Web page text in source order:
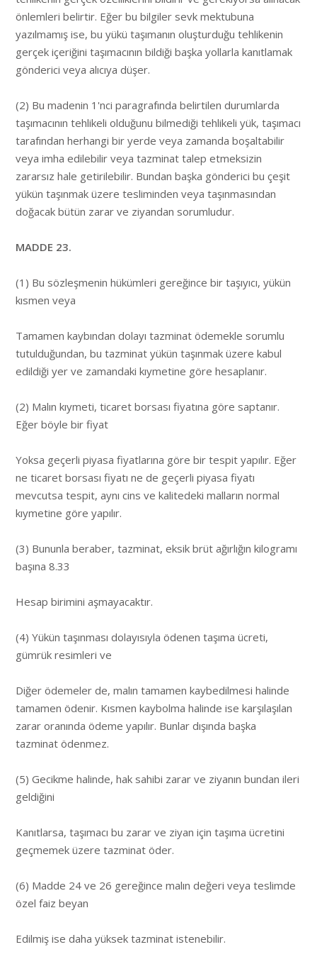
önlemleri belirtir. Eğer bu bilgiler sevk mektubuna
yazılmamış ise, bu yükü taşımanın oluşturduğu tehlikenin
gerçek içeriğini taşımacının bildiği başka yollarla kanıtlamak
gönderici veya alıcıya düşer.
(2) Bu madenin 1'nci paragrafında belirtilen durumlarda
taşımacının tehlikeli olduğunu bilmediği tehlikeli yük, taşımacı
tarafından herhangi bir yerde veya zamanda boşaltabilir
veya imha edilebilir veya tazminat talep etmeksizin
zararsız hale getirilebilir. Bundan başka gönderici bu çeşit
yükün taşınmak üzere tesliminden veya taşınmasından
doğacak bütün zarar ve ziyandan sorumludur.
MADDE 23.
(1) Bu sözleşmenin hükümleri gereğince bir taşıyıcı, yükün
kısmen veya
Tamamen kaybından dolayı tazminat ödemekle sorumlu
tutulduğundan, bu tazminat yükün taşınmak üzere kabul
edildiği yer ve zamandaki kıymetine göre hesaplanır.
(2) Malın kıymeti, ticaret borsası fiyatına göre saptanır.
Eğer böyle bir fiyat
Yoksa geçerli piyasa fiyatlarına göre bir tespit yapılır. Eğer
ne ticaret borsası fiyatı ne de geçerli piyasa fiyatı
mevcutsa tespit, aynı cins ve kalitedeki malların normal
kıymetine göre yapılır.
(3) Bununla beraber, tazminat, eksik brüt ağırlığın kilogramı
başına 8.33
Hesap birimini aşmayacaktır.
(4) Yükün taşınması dolayısıyla ödenen taşıma ücreti,
gümrük resimleri ve
Diğer ödemeler de, malın tamamen kaybedilmesi halinde
tamamen ödenir. Kısmen kaybolma halinde ise karşılaşılan
zarar oranında ödeme yapılır. Bunlar dışında başka
tazminat ödenmez.
(5) Gecikme halinde, hak sahibi zarar ve ziyanın bundan ileri
geldiğini
Kanıtlarsa, taşımacı bu zarar ve ziyan için taşıma ücretini
geçmemek üzere tazminat öder.
(6) Madde 24 ve 26 gereğince malın değeri veya teslimde
özel faiz beyan
Edilmiş ise daha yüksek tazminat istenebilir.